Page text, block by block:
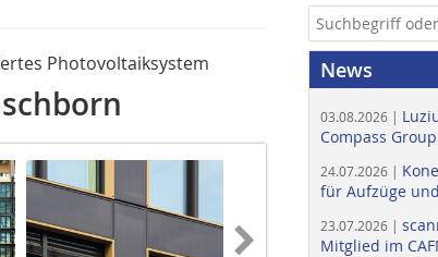
­Photovoltaiksystem News
03.08.2026 |
Compass
24.07.2026 |
für Aufzüge
23.07.2026 |
Mitglied im